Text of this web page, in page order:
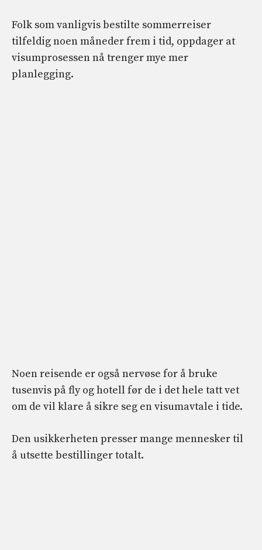
Folk som vanligvis bestilte sommerreiser
tilfeldig noen måneder frem i tid, oppdager at
visumprosessen nå trenger mye mer
planlegging.
Noen reisende er også nervøse for å bruke
tusenvis på fly og hotell før de i det hele tatt vet
om de vil klare å sikre seg en visumavtale i tide.
Den usikkerheten presser mange mennesker til
å utsette bestillinger totalt.